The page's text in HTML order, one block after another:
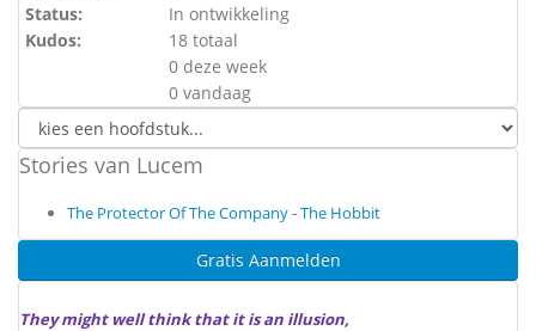
Status:
In ontwikkeling
Kudos:
18 totaal
0 deze week
0 vandaag
Stories van Lucem
The Protector Of The Company - The Hobbit
Gratis Aanmelden
They might well think that it is an illusion,